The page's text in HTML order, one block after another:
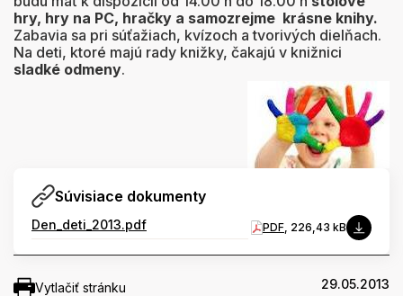
hry, hry na PC, hračky a samozrejme krásne knihy.
Zabavia sa pri súťažiach, kvízoch a tvorivých dielňach.
Na deti, ktoré majú rady knižky, čakajú v knižnici
sladké odmeny.
Súvisiace dokumenty
Den_deti_2013.pdf PDF, 226,43 kB
Vytlačiť stránku 29.05.2013